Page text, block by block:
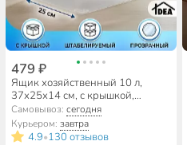
479 ₽
Ящик хозяйственный 10 л,
37х25х14 см, с крышкой,
прозрачный, Idea, М 2352
Самовывоз:сегодня
Курьером:завтра
4.9•130 отзывов